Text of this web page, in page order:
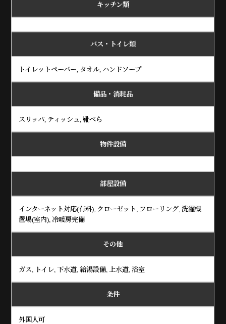
キッチン類
バス・トイレ類
トイレットペーパー, タオル, ハンドソープ
備品・消耗品
スリッパ, ティッシュ, 靴べら
物件設備
部屋設備
インターネット対応(有料), クローゼット, フローリング, 洗濯機
置場(室内), 冷暖房完備
その他
ガス, トイレ, 下水道, 給湯設備, 上水道, 浴室
条件
外国人可